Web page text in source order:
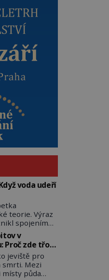
voda udeří
teorie. Výraz
spojením
tsu
(vlna).
vlnu,
moři
délka
v
Proč zde třou
bídu s
jeviště pro
Mezi
půda